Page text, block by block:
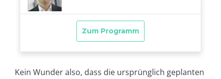
Kein Wunder also, dass die ursprünglich geplanten